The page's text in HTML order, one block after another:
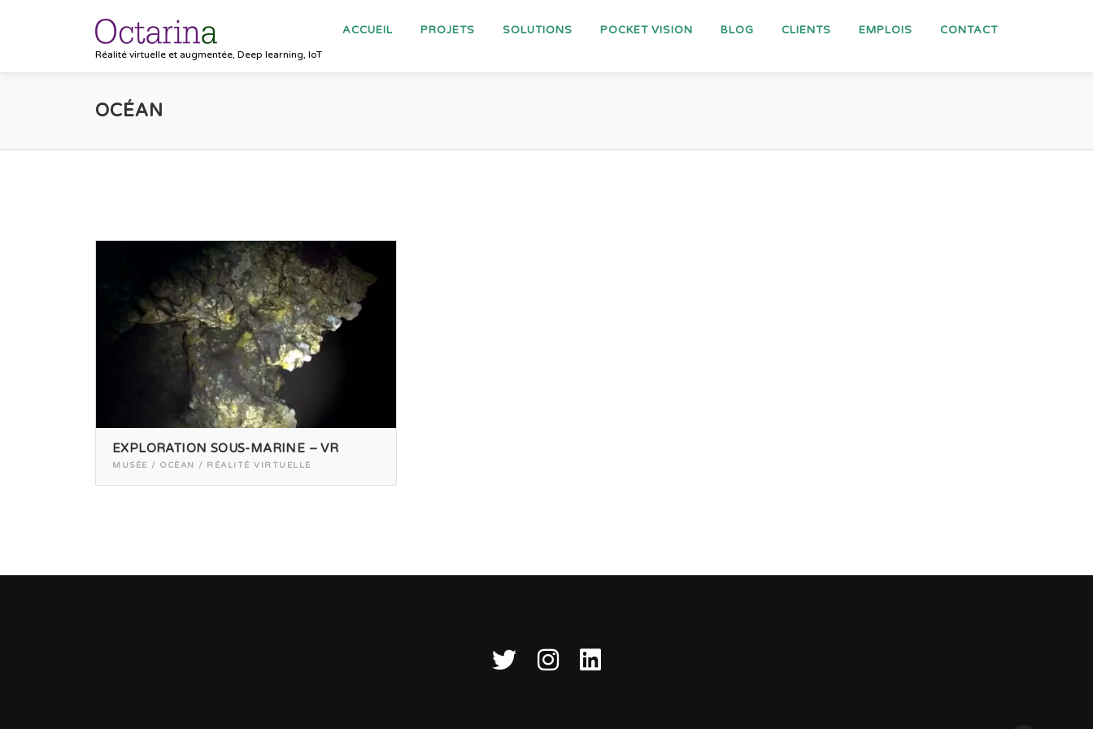
Réalité virtuelle et augmentée, Deep learning, IoT
ACCUEIL PROJETS SOLUTIONS POCKET VISION BLOG CLIENTS EMPLOIS CONTACT
OCÉAN
EXPLORATION SOUS-MARINE – VR
MUSÉE / OCÉAN / RÉALITÉ VIRTUELLE